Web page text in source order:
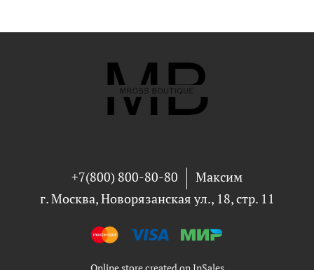
+7(800) 800-80-80
Максим
г. Москва, Новорязанская ул., 18, стр. 11